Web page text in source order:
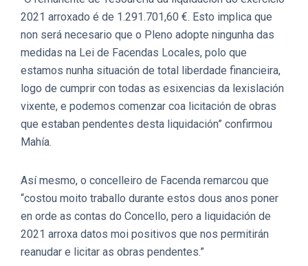
2021 arroxado é de 1.291.701,60 €. Esto implica que
non será necesario que o Pleno adopte ningunha das
medidas na Lei de Facendas Locales, polo que
estamos nunha situación de total liberdade financieira,
logo de cumprir con todas as esixencias da lexislación
vixente, e podemos comenzar coa licitación de obras
que estaban pendentes desta liquidación” confirmou
Mahía.
Así mesmo, o concelleiro de Facenda remarcou que
“costou moito traballo durante estos dous anos poner
en orde as contas do Concello, pero a liquidación de
2021 arroxa datos moi positivos que nos permitirán
reanudar e licitar as obras pendentes.”